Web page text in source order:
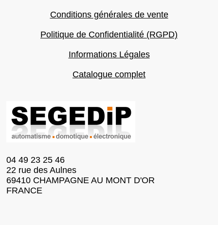
Conditions générales de vente
Politique de Confidentialité (RGPD)
Informations Légales
Catalogue complet
04 49 23 25 46
22 rue des Aulnes
69410 CHAMPAGNE AU MONT D'OR
FRANCE